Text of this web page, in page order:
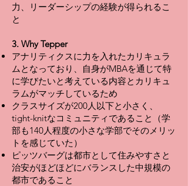
力、リーダーシップの経験が得られるこ
と
3. Why Tepper
アナリティクスに力を入れたカリキュラ
ムとなっており、自身がMBAを通じて特
に学びたいと考えている内容とカリキュ
ラムがマッチしているため
クラスサイズが200人以下と小さく、
tight-knitなコミュニティであること（学
部も140人程度の小さな学部でそのメリッ
トを感じていた）
ピッツバーグは都市として住みやすさと
治安がほどほどにバランスした中規模の
都市であること